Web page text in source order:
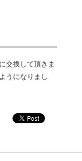
交換して頂きま
うになりまし